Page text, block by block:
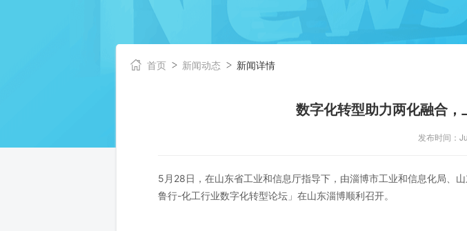
首页 新闻动态 新闻详情
数字化转型助力两化融合
发布时间：
5月28日，在山东省工业和信息厅指导下，由淄博市工业和信息化局、
鲁行-化工行业数字化转型论坛」在山东淄博顺利召开。